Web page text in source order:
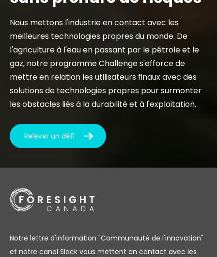
Nous mettons l'industrie en contact avec les
meilleures technologies propres du monde. De
l'agriculture à l'eau en passant par le pétrole et le
gaz, notre programme Challenge s'efforce de
mettre en relation les utilisateurs finaux avec des
solutions de technologies propres pour surmonter
les obstacles liés à la durabilité et à l'exploitation.
Relever un défi
Notre lettre d'information "Communauté de l'innovation"
et notre canal Slack vous mettent en contact avec les